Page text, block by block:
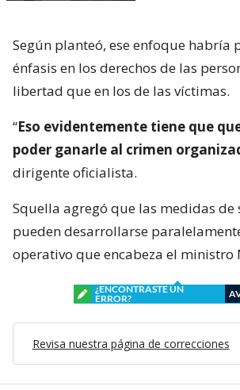
Según planteó, ese enfoque habría
énfasis en los derechos de las
libertad que en los de las víctimas.
“Eso evidentemente tiene que
poder ganarle al crimen
dirigente oficialista.
Squella agregó que las medidas de
pueden desarrollarse
operativo que encabeza el ministro
¿ENCONTRASTE UN
ERROR?
Revisa nuestra página de correcciones